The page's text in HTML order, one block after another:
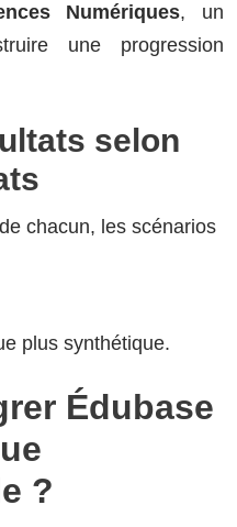
Numériques, un
une progression
selon
chacun, les scénarios
plus synthétique.
Édubase
?